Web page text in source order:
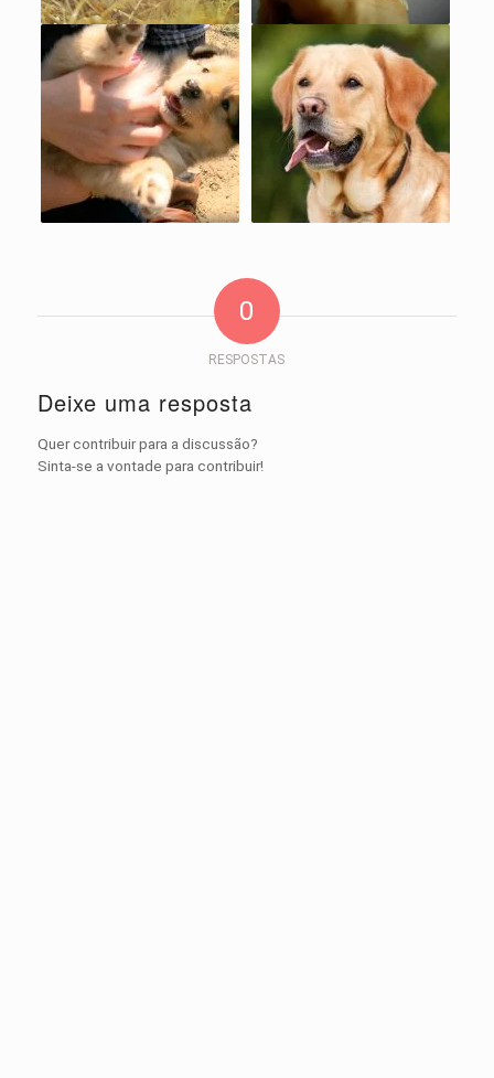
0
RESPOSTAS
Deixe uma resposta
Quer contribuir para a discussão?
Sinta-se a vontade para contribuir!